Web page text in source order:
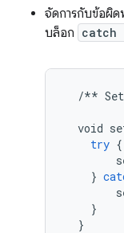
จัดการกับข้อผิด
บล็อก
/** Set
void
try {
}
}
}